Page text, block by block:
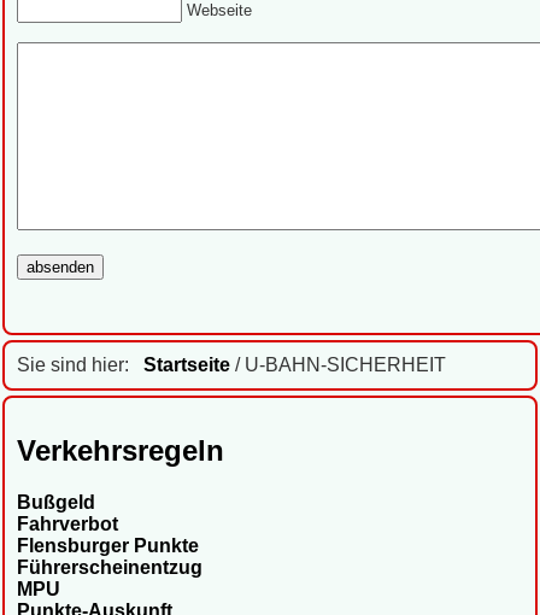
Sie sind hier: Startseite / U-BAHN-SICHERHEIT
Verkehrsregeln
Bußgeld
Fahrverbot
Flensburger Punkte
Führerscheinentzug
MPU
Webseite